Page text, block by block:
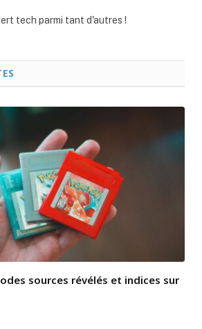
tech parmi tant d'autres !
sources révélés et indices sur